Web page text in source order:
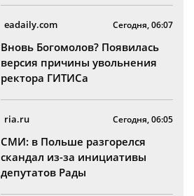
eadaily.com Сегодня, 06:07
Вновь Богомолов? Появилась
версия причины увольнения
ректора ГИТИСа
ria.ru Сегодня, 06:05
СМИ: в Польше разгорелся
скандал из-за инициативы
депутатов Рады